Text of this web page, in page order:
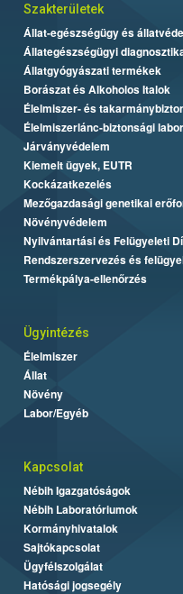
Szakterületek
Állat-egészségügy és
Állategészségügyi
Állatgyógyászati termékek
Borászat és Alkoholos Italok
Élelmiszer- és
Élelmiszerlánc-biztonsági
Járványvédelem
Kiemelt ügyek, EUTR
Kockázatkezelés
Mezőgazdasági genetikai
Növényvédelem
Nyilvántartási és Felügyeleti
Rendszerszervezés és
Termékpálya-ellenőrzés
Ügyintézés
Élelmiszer
Állat
Növény
Labor/Egyéb
Kapcsolat
Nébih Igazgatóságok
Nébih Laboratóriumok
Kormányhivatalok
Sajtókapcsolat
Ügyfélszolgálat
Hatósági jogsegély